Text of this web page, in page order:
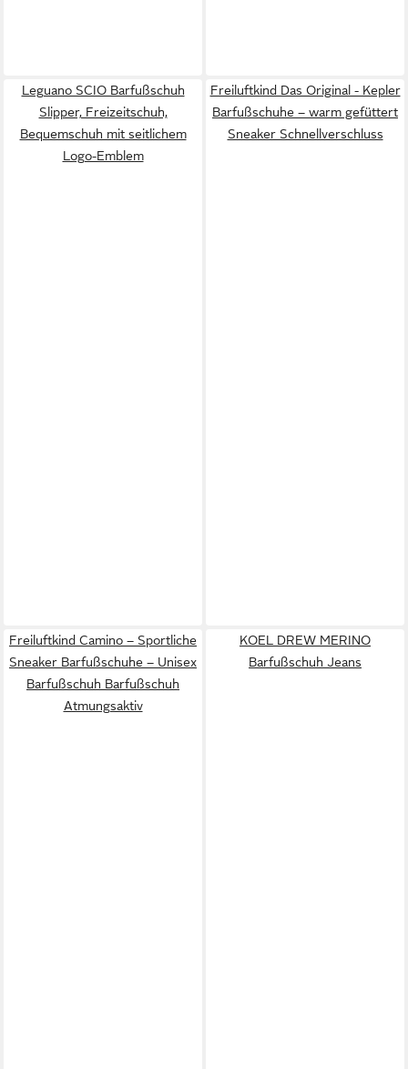
Leguano SCIO Barfußschuh
Slipper, Freizeitschuh,
Bequemschuh mit seitlichem
Logo-Emblem
Freiluftkind Das Original - Kepler
Barfußschuhe – warm gefüttert
Sneaker Schnellverschluss
Freiluftkind Camino – Sportliche
Sneaker Barfußschuhe – Unisex
Barfußschuh Barfußschuh
Atmungsaktiv
KOEL DREW MERINO
Barfußschuh Jeans